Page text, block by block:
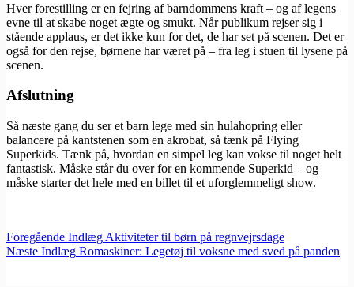
Hver forestilling er en fejring af barndommens kraft – og af legens
evne til at skabe noget ægte og smukt. Når publikum rejser sig i
stående applaus, er det ikke kun for det, de har set på scenen. Det er
også for den rejse, børnene har været på – fra leg i stuen til lysene på
scenen.
Afslutning
Så næste gang du ser et barn lege med sin hulahopring eller
balancere på kantstenen som en akrobat, så tænk på Flying
Superkids. Tænk på, hvordan en simpel leg kan vokse til noget helt
fantastisk. Måske står du over for en kommende Superkid – og
måske starter det hele med en billet til et uforglemmeligt show.
Foregående Indlæg Aktiviteter til børn på regnvejrsdage
Næste Indlæg Romaskiner: Legetøj til voksne med sved på panden